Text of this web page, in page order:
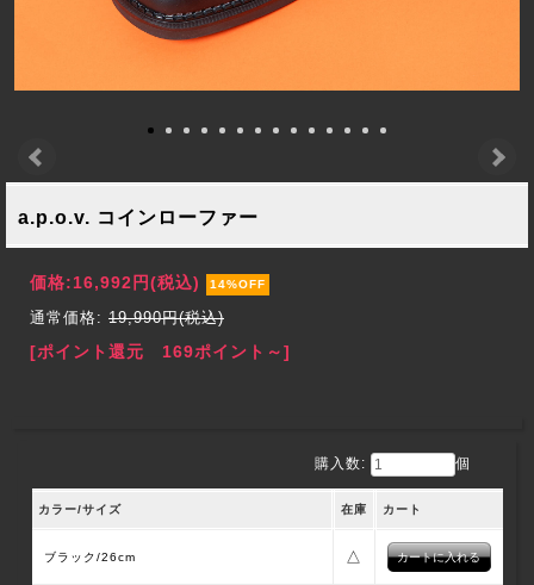
a.p.o.v. コインローファー
価格:16,992円(税込) 14%OFF
通常価格: 19,990円(税込)
[ポイント還元 169ポイント～]
購入数: 個
カラー/サイズ 在庫 カート
ブラック/26cm △